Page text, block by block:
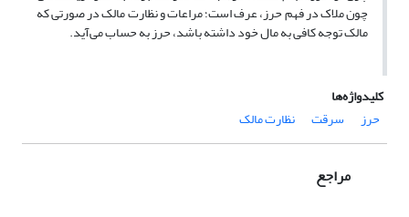
چون ملاک در فهم حرز، عرف است؛ مراعات و نظارت مالک در صورتی که
مالک توجه کافی به مال خود داشته باشد، حرز به حساب می‌آید.
کلیدواژه‌ها
حرز
سرقت نظارت مالک
مراجع